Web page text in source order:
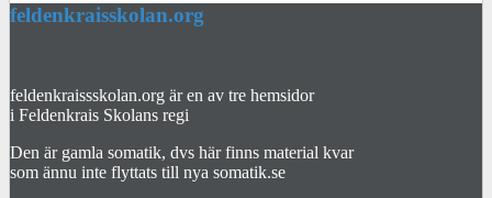
feldenkraisskolan.org
feldenkraissskolan.org är en av tre hemsidor
i Feldenkrais Skolans regi
Den är gamla somatik, dvs här finns material kvar
som ännu inte flyttats till nya somatik.se